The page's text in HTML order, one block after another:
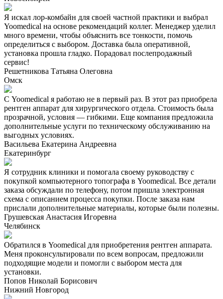
Я искал лор-комбайн для своей частной практики и выбрал
Yoomedical на основе рекомендаций коллег. Менеджер уделил
много времени, чтобы объяснить все тонкости, помочь
определиться с выбором. Доставка была оперативной,
установка прошла гладко. Порадовал послепродажный
сервис!
Решетникова Татьяна Олеговна
Омск
С Yoomedical я работаю не в первый раз. В этот раз приобрела
рентген аппарат для хирургического отдела. Стоимость была
прозрачной, условия — гибкими. Еще компания предложила
дополнительные услуги по техническому обслуживанию на
выгодных условиях.
Васильева Екатерина Андреевна
Екатеринбург
Я сотрудник клиники и помогала своему руководству с
покупкой компьютерного топографа в Yoomedical. Все детали
заказа обсуждали по телефону, потом пришла электронная
схема с описанием процесса покупки. После заказа нам
прислали дополнительные материалы, которые были полезны.
Грушевская Анастасия Игоревна
Челябинск
Обратился в Yoomedical для приобретения рентген аппарата.
Меня проконсультировали по всем вопросам, предложили
подходящие модели и помогли с выбором места для
установки.
Попов Николай Борисович
Нижний Новгород